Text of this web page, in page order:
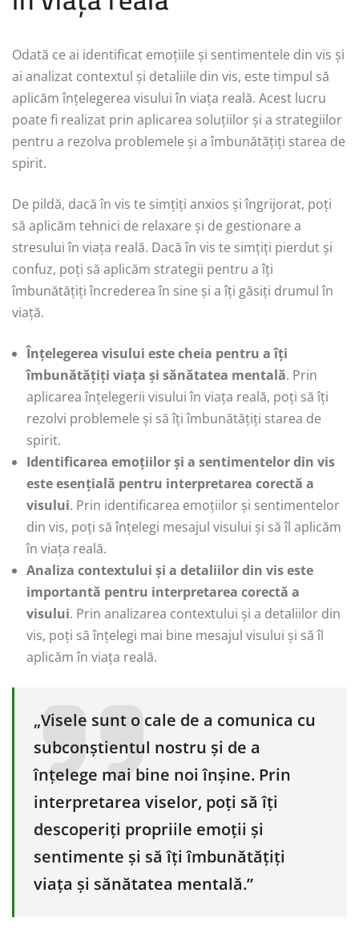
Odată ce ai identificat emoțiile și sentimentele din vis și
ai analizat contextul și detaliile din vis, este timpul să
aplicăm înțelegerea visului în viața reală. Acest lucru
poate fi realizat prin aplicarea soluțiilor și a strategiilor
pentru a rezolva problemele și a îmbunătățiți starea de
spirit.
De pildă, dacă în vis te simțiți anxios și îngrijorat, poți
să aplicăm tehnici de relaxare și de gestionare a
stresului în viața reală. Dacă în vis te simțiți pierdut și
confuz, poți să aplicăm strategii pentru a îți
îmbunătățiți încrederea în sine și a îți găsiți drumul în
viață.
Înțelegerea visului este cheia pentru a îți
îmbunătățiți viața și sănătatea mentală. Prin
aplicarea înțelegerii visului în viața reală, poți să îți
rezolvi problemele și să îți îmbunătățiți starea de
spirit.
Identificarea emoțiilor și a sentimentelor din vis
este esențială pentru interpretarea corectă a
visului. Prin identificarea emoțiilor și sentimentelor
din vis, poți să înțelegi mesajul visului și să îl aplicăm
în viața reală.
Analiza contextului și a detaliilor din vis este
importantă pentru interpretarea corectă a
visului. Prin analizarea contextului și a detaliilor din
vis, poți să înțelegi mai bine mesajul visului și să îl
aplicăm în viața reală.
„Visele sunt o cale de a comunica cu
subconștientul nostru și de a
înțelege mai bine noi înșine. Prin
interpretarea viselor, poți să îți
descoperiți propriile emoții și
sentimente și să îți îmbunătățiți
viața și sănătatea mentală.”